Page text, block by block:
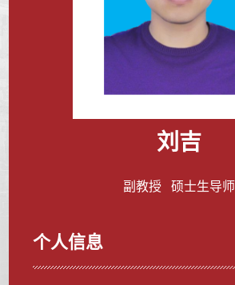
刘吉
副教授 硕士生导师
个人信息